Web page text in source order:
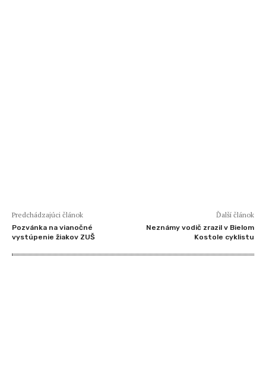
Predchádzajúci článok
Pozvánka na vianočné
vystúpenie žiakov ZUŠ
Ďalší článok
Neznámy vodič zrazil v Bielom
Kostole cyklistu